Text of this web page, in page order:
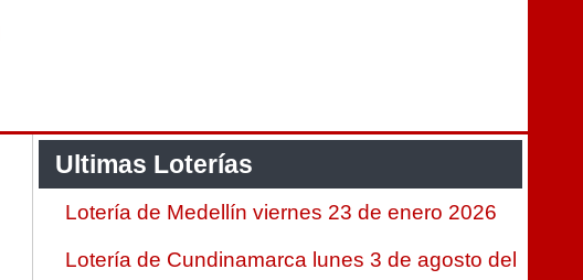
Ultimas Loterías
Lotería de Medellín viernes 23 de enero 2026
Lotería de Cundinamarca lunes 3 de agosto del